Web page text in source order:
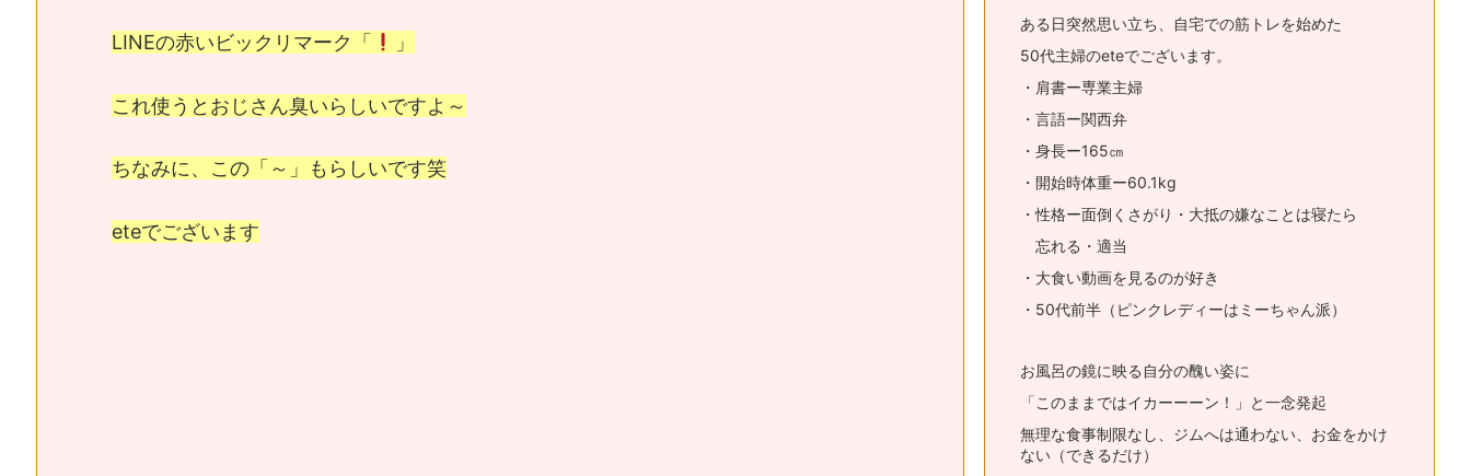
LINEの赤いビックリマーク「 」
これ使うとおじさん臭いらしいですよ～
ちなみに、この「～」もらしいです笑
eteでございます
ある日突然思い立ち、自宅での筋トレを始めた
50代主婦のeteでございます。
・肩書ー専業主婦
・言語ー関西弁
・身長ー165㎝
・開始時体重ー60.1kg
・性格ー面倒くさがり・大抵の嫌なことは寝たら
忘れる・適当
・大食い動画を見るのが好き
・50代前半（ピンクレディーはミーちゃん派）
お風呂の鏡に映る自分の醜い姿に
「このままではイカーーーン！」と一念発起
無理な食事制限なし、ジムへは通わない、お金をかけ
ない（できるだけ）